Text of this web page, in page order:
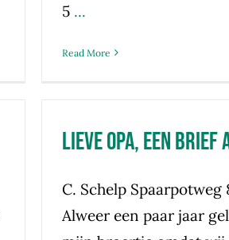
5 ...
Read More
Lieve Opa, een
C. Schelp Spaarpotweg
Alweer een paar jaar